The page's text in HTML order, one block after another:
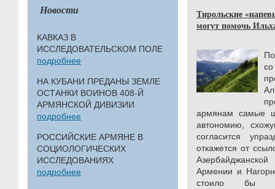
Новости
КАВКАЗ В
ИССЛЕДОВАТЕЛЬСКОМ ПОЛЕ
подробнее
НА КУБАНИ ПРЕДАНЫ ЗЕМЛЕ
ОСТАНКИ ВОИНОВ 408-Й
АРМЯНСКОЙ ДИВИЗИИ
подробнее
РОССИЙСКИЕ АРМЯНЕ В
СОЦИОЛОГИЧЕСКИХ
ИССЛЕДОВАНИЯХ
подробнее
Тирольские
могут помочь
армянам самые
автономию,
согласится
откажется от
Армении и
стоило бы